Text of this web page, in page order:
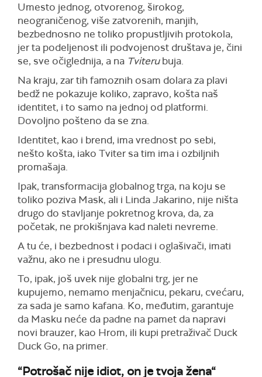
Umesto jednog, otvorenog, širokog,
neograničenog, više zatvorenih, manjih,
bezbednosno ne toliko propustljivih protokola,
jer ta podeljenost ili podvojenost društava je, čini
se, sve očiglednija, a na Tviterubuja.
Na kraju, zar tih famoznih osam dolara za plavi
bedž ne pokazuje koliko, zapravo, košta naš
identitet, i to samo na jednoj od platformi.
Dovoljno pošteno da se zna.
Identitet, kao i brend, ima vrednost po sebi,
nešto košta, iako Tviter sa tim ima i ozbiljnih
promašaja.
Ipak, transformacija globalnog trga, na koju se
toliko poziva Mask, ali i Linda Jakarino, nije ništa
drugo do stavljanje pokretnog krova, da, za
početak, ne prokišnjava kad naleti nevreme.
A tu će, i bezbednost i podaci i oglašivači, imati
važnu, ako ne i presudnu ulogu.
To, ipak, još uvek nije globalni trg, jer ne
kupujemo, nemamo menjačnicu, pekaru, cvećaru,
za sada je samo kafana. Ko, međutim, garantuje
da Masku neće da padne na pamet da napravi
novi brauzer, kao Hrom, ili kupi pretraživač Duck
Duck Go, na primer.
“Potrošač nije idiot, on je tvoja žena“